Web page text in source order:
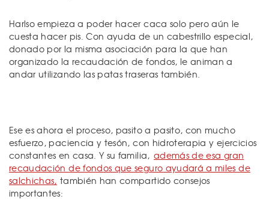
Harlso empieza a poder hacer caca solo pero aún le
cuesta hacer pis. Con ayuda de un cabestrillo especial,
donado por la misma asociación para la que han
organizado la recaudación de fondos, le animan a
andar utilizando las patas traseras también.
Ese es ahora el proceso, pasito a pasito, con mucho
esfuerzo, paciencia y tesón, con hidroterapia y ejercicios
constantes en casa. Y su familia, además de esa gran
recaudación de fondos que seguro ayudará a miles de
salchichas, también han compartido consejos
importantes: